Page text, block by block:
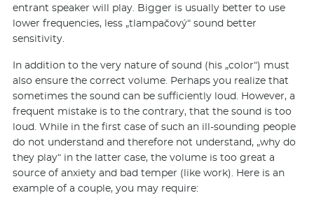
entrant speaker will play. Bigger is usually better to use
lower frequencies, less „tlampačový“ sound better
sensitivity.
In addition to the very nature of sound (his „color“) must
also ensure the correct volume. Perhaps you realize that
sometimes the sound can be sufficiently loud. However, a
frequent mistake is to the contrary, that the sound is too
loud. While in the first case of such an ill-sounding people
do not understand and therefore not understand, „why do
they play“ in the latter case, the volume is too great a
source of anxiety and bad temper (like work). Here is an
example of a couple, you may require: